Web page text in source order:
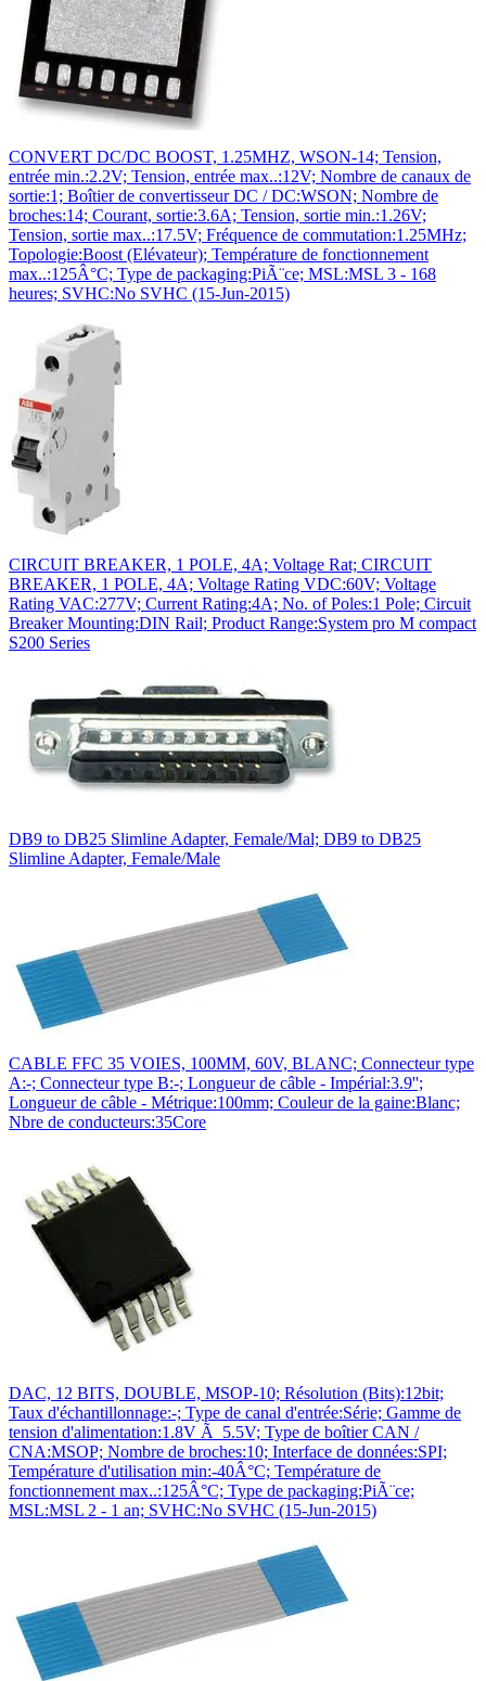
CONVERT DC/DC BOOST, 1.25MHZ, WSON-14; Tension,
entrée min.:2.2V; Tension, entrée max..:12V; Nombre de canaux de
sortie:1; Boîtier de convertisseur DC / DC:WSON; Nombre de
broches:14; Courant, sortie:3.6A; Tension, sortie min.:1.26V;
Tension, sortie max..:17.5V; Fréquence de commutation:1.25MHz;
Topologie:Boost (Elévateur); Température de fonctionnement
max..:125Â°C; Type de packaging:PiÃ¨ce; MSL:MSL 3 - 168
heures; SVHC:No SVHC (15-Jun-2015)
CIRCUIT BREAKER, 1 POLE, 4A; Voltage Rat; CIRCUIT
BREAKER, 1 POLE, 4A; Voltage Rating VDC:60V; Voltage
Rating VAC:277V; Current Rating:4A; No. of Poles:1 Pole; Circuit
Breaker Mounting:DIN Rail; Product Range:System pro M compact
S200 Series
DB9 to DB25 Slimline Adapter, Female/Mal; DB9 to DB25
Slimline Adapter, Female/Male
CABLE FFC 35 VOIES, 100MM, 60V, BLANC; Connecteur type
A:-; Connecteur type B:-; Longueur de câble - Impérial:3.9'';
Longueur de câble - Métrique:100mm; Couleur de la gaine:Blanc;
Nbre de conducteurs:35Core
DAC, 12 BITS, DOUBLE, MSOP-10; Résolution (Bits):12bit;
Taux d'échantillonnage:-; Type de canal d'entrée:Série; Gamme de
tension d'alimentation:1.8V Ã 5.5V; Type de boîtier CAN /
CNA:MSOP; Nombre de broches:10; Interface de données:SPI;
Température d'utilisation min:-40Â°C; Température de
fonctionnement max..:125Â°C; Type de packaging:PiÃ¨ce;
MSL:MSL 2 - 1 an; SVHC:No SVHC (15-Jun-2015)